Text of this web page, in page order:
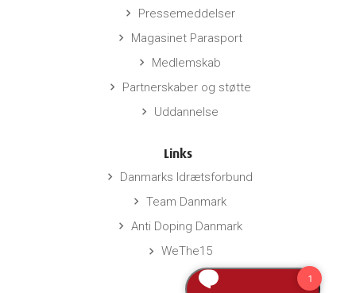
keyboard_arrow_right Pressemeddelser
keyboard_arrow_right Magasinet Parasport
keyboard_arrow_right Medlemskab
keyboard_arrow_right Partnerskaber og støtte
keyboard_arrow_right Uddannelse
Links
keyboard_arrow_right Danmarks Idrætsforbund
keyboard_arrow_right Team Danmark
keyboard_arrow_right Anti Doping Danmark
keyboard_arrow_right WeThe15